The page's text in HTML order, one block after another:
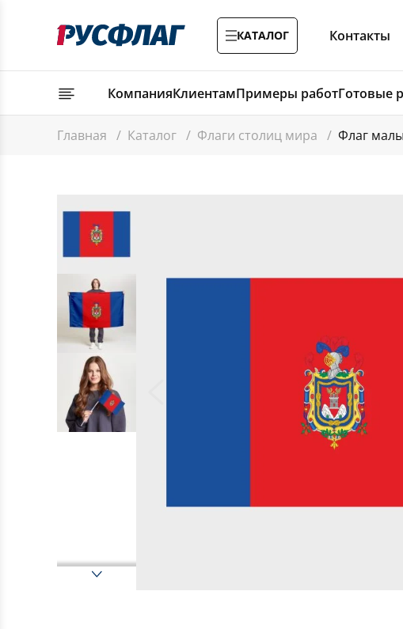
КАТАЛОГ Контакты
КомпанияКлиентамПримеры работГотовые
Главная / Каталог / Флаги столиц мира / Флаг